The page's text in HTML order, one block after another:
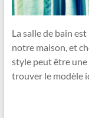
La salle de bain
notre maison, et
style peut être
trouver le modèle